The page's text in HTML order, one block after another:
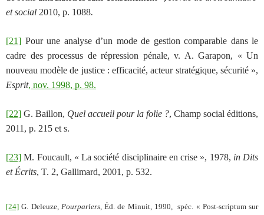
et social 2010, p. 1088.
[21] Pour une analyse d’un mode de gestion comparable dans le
cadre des processus de répression pénale, v. A. Garapon, « Un
nouveau modèle de justice : efficacité, acteur stratégique, sécurité »,
Esprit, nov. 1998, p. 98.
[22] G. Baillon, Quel accueil pour la folie ?, Champ social éditions,
2011, p. 215 et s.
[23] M. Foucault, « La société disciplinaire en crise », 1978, in Dits
et Écrits, T. 2, Gallimard, 2001, p. 532.
[24] G. Deleuze, Pourparlers, Éd. de Minuit, 1990, spéc. « Post-scriptum sur